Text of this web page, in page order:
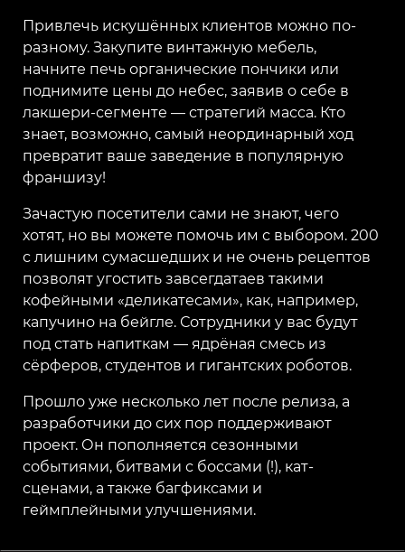
Привлечь искушённых клиентов можно по-
разному. Закупите винтажную мебель,
начните печь органические пончики или
поднимите цены до небес, заявив о себе в
лакшери-сегменте — стратегий масса. Кто
знает, возможно, самый неординарный ход
превратит ваше заведение в популярную
франшизу!
Зачастую посетители сами не знают, чего
хотят, но вы можете помочь им с выбором. 200
с лишним сумасшедших и не очень рецептов
позволят угостить завсегдатаев такими
кофейными «деликатесами», как, например,
капучино на бейгле. Сотрудники у вас будут
под стать напиткам — ядрёная смесь из
сёрферов, студентов и гигантских роботов.
Прошло уже несколько лет после релиза, а
разработчики до сих пор поддерживают
проект. Он пополняется сезонными
событиями, битвами с боссами (!), кат-
сценами, а также багфиксами и
геймплейными улучшениями.